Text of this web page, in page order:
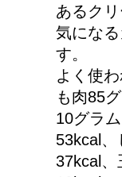
あるクリ
気にな
す。
よく使
も肉85
10グラ
53kcal、
37kcal、